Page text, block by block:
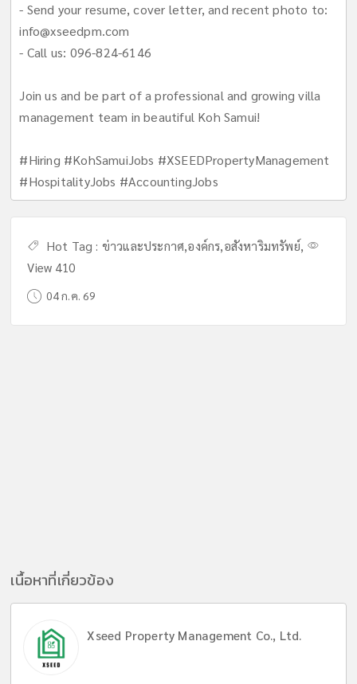
- Send your resume, cover letter, and recent photo to:
info@xseedpm.com
- Call us: 096-824-6146
Join us and be part of a professional and growing villa
management team in beautiful Koh Samui!
#Hiring #KohSamuiJobs #XSEEDPropertyManagement
#HospitalityJobs #AccountingJobs
Hot Tag : ข่าวและประกาศ,องค์กร,อสังหาริมทรัพย์,
View 410
04 ก.ค. 69
เนื้อหาที่เกี่ยวข้อง
Xseed Property Management Co., Ltd.